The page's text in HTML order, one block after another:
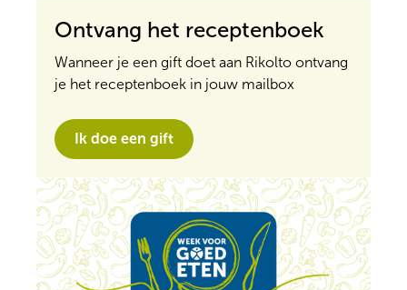
Ontvang het receptenboek
Wanneer je een gift doet aan Rikolto ontvang
je het receptenboek in jouw mailbox
Ik doe een gift